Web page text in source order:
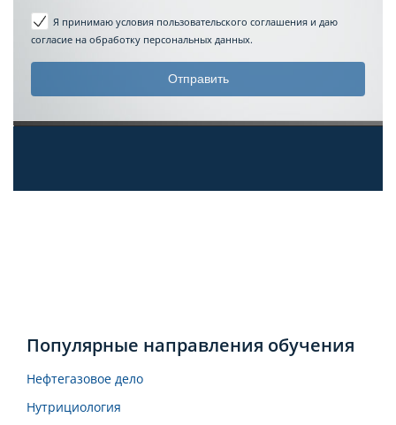
Я принимаю условия пользовательского соглашения и даю
согласие на обработку персональных данных.
Популярные направления обучения
Нефтегазовое дело
Нутрициология